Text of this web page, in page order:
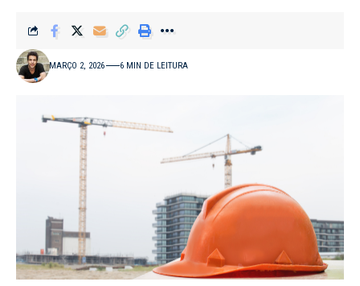
MARÇO 2, 2026 6 MIN DE LEITURA